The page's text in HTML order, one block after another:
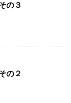
の３
の２